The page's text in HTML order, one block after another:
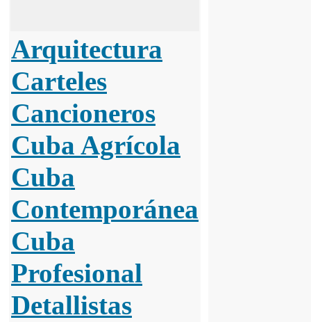
Arquitectura
Carteles
Cancioneros
Cuba Agrícola
Cuba
Contemporánea
Cuba
Profesional
Detallistas